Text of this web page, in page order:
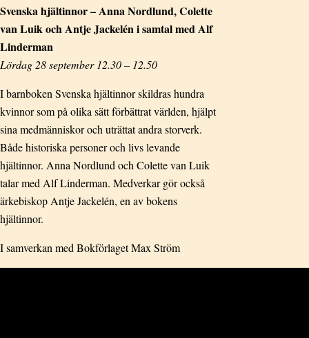
Svenska hjältinnor – Anna Nordlund, Colette
van Luik och Antje Jackelén i samtal med Alf
Linderman
Lördag 28 september 12.30 – 12.50
I barnboken Svenska hjältinnor skildras hundra
kvinnor som på olika sätt förbättrat världen, hjälpt
sina medmänniskor och uträttat andra storverk.
Både historiska personer och livs levande
hjältinnor. Anna Nordlund och Colette van Luik
talar med Alf Linderman. Medverkar gör också
ärkebiskop Antje Jackelén, en av bokens
hjältinnor.
I samverkan med Bokförlaget Max Ström